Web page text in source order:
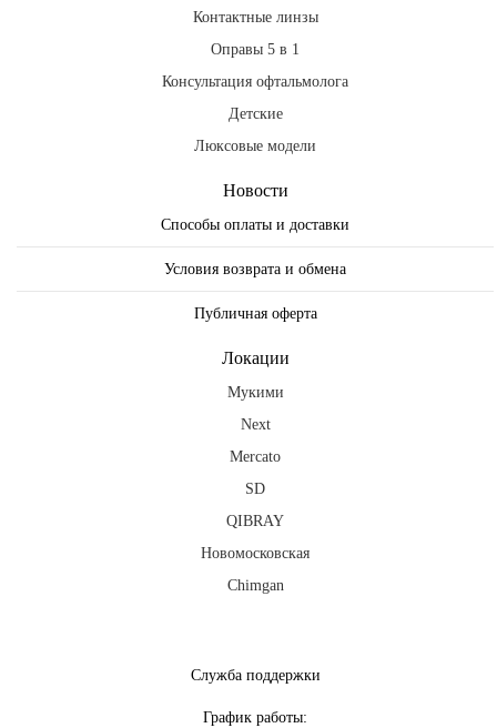
Контактные линзы
Оправы 5 в 1
Консультация офтальмолога
Детские
Люксовые модели
Новости
Способы оплаты и доставки
Условия возврата и обмена
Публичная оферта
Локации
Мукими
Next
Mercato
SD
QIBRAY
Новомосковская
Chimgan
Служба поддержки
График работы: